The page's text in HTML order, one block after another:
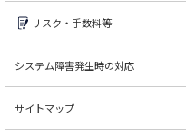
リスク・手数料等
システム障害発生時の対応
サイトマップ